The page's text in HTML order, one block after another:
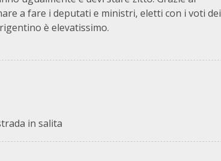
a fare i deputati e ministri, eletti con i voti dei
è elevatissimo.
in salita